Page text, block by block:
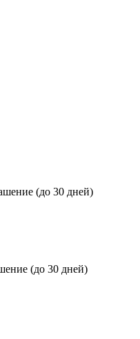
(до 30 дней)
(до 30 дней)